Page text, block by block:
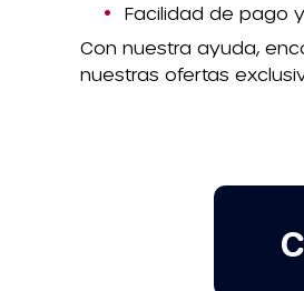
Facilidad de pago
Con nuestra ayuda,
nuestras ofertas